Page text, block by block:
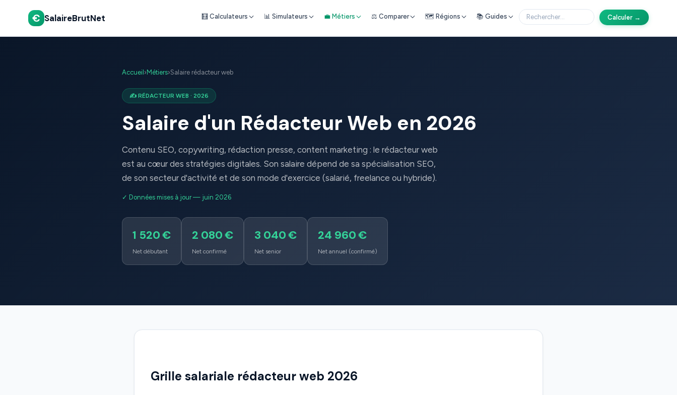
€ SalaireBrutNet 🧮 Calculateurs 📊 Simulateurs 💼 Métiers ⚖️ Comparer 🗺️ Régions 📚 Guides Calculer →
Accueil › Métiers›Salaire rédacteur web
✍️ RÉDACTEUR WEB · 2026
Salaire d'un Rédacteur Web en 2026
Contenu SEO, copywriting, rédaction presse, content marketing : le rédacteur web
est au cœur des stratégies digitales. Son salaire dépend de sa spécialisation SEO,
de son secteur d'activité et de son mode d'exercice (salarié, freelance ou hybride).
✓ Données mises à jour — juin 2026
1 520 €
Net débutant
2 080 €
Net confirmé
3 040 €
Net senior
24 960 €
Net annuel (confirmé)
Grille salariale rédacteur web 2026